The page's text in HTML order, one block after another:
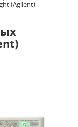
(Agilent)